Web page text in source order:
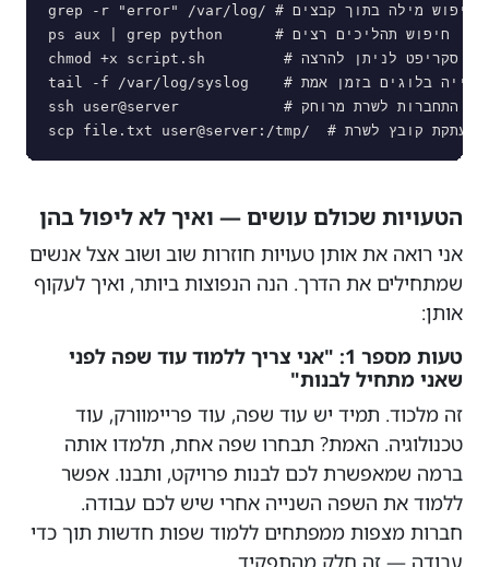
grep -r "error" /var/log/ # חיפוש מילה בתוך קבצים
ps aux | grep python      # חיפוש תהליכים רצים
chmod +x script.sh         # הפיכת סקריפט לניתן להרצה
tail -f /var/log/syslog    # צפייה בלוגים בזמן אמת
ssh user@server            # התחברות לשרת מרוחק
scp file.txt user@server:/tmp/  # העתקת קובץ לשרת
הטעויות שכולם עושים — ואיך לא ליפול בהן
אני רואה את אותן טעויות חוזרות שוב ושוב אצל אנשים
שמתחילים את הדרך. הנה הנפוצות ביותר, ואיך לעקוף
אותן:
טעות מספר 1: "אני צריך ללמוד עוד שפה לפני
שאני מתחיל לבנות"
זה מלכוד. תמיד יש עוד שפה, עוד פריימוורק, עוד
טכנולוגיה. האמת? תבחרו שפה אחת, תלמדו אותה
ברמה שמאפשרת לכם לבנות פרויקט, ותבנו. אפשר
ללמוד את השפה השנייה אחרי שיש לכם עבודה.
חברות מצפות ממפתחים ללמוד שפות חדשות תוך כדי
עבודה — זה חלק מהתפקיד.